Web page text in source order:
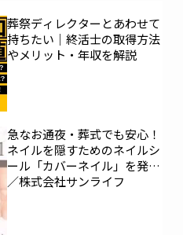
葬祭ディレクターとあわせて
持ちたい｜終活士の取得方法
やメリット・年収を解説
急なお通夜・葬式でも安心！
ネイルを隠すためのネイルシ
ール「カバーネイル」を発売
／株式会社サンライフ